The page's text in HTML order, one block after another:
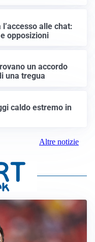
alle chat:
opposizioni
un accordo
una tregua
caldo estremo in
Altre notizie